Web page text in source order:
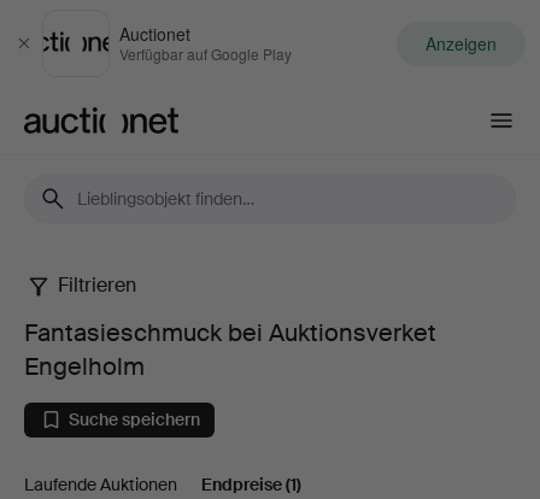
Schließen
Auctionet
Verfügbar auf Google Play Anzeigen
Fantasieschmuck
bei
Auktionsverket
Engelholm
Filtrieren
Fantasieschmuck bei Auktionsverket
Engelholm
Suche speichern
Laufende Auktionen Endpreise(1)